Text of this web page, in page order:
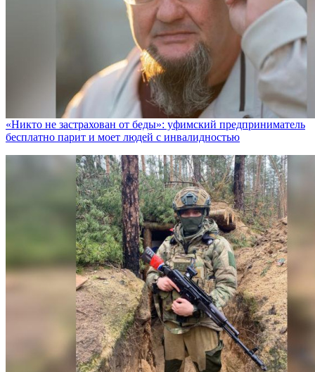
«Никто не заcтрахован от беды»: уфимский предприниматель
бесплатно парит и моет людей с инвалидностью